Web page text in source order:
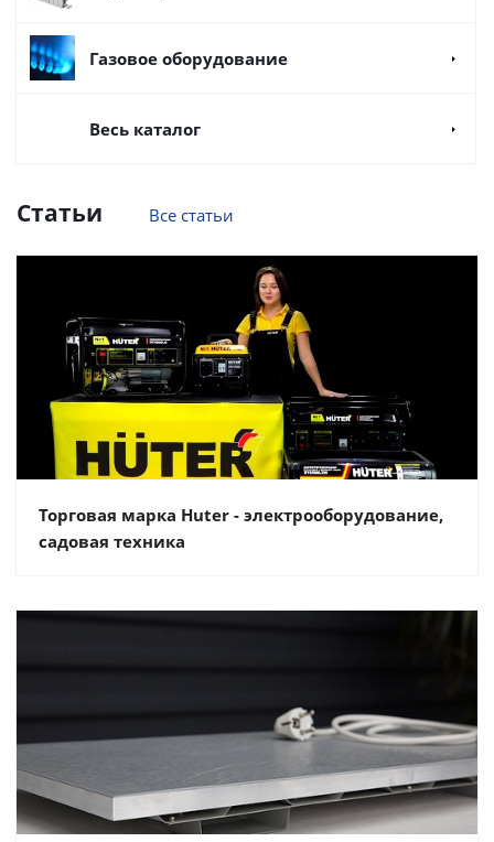
Газовое оборудование
Весь каталог
Статьи Все статьи
Торговая марка Huter - электрооборудование,
садовая техника